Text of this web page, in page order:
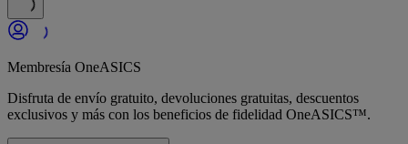
Membresía OneASICS
Disfruta de envío gratuito, devoluciones gratuitas, descuentos
exclusivos y más con los beneficios de fidelidad OneASICS™.